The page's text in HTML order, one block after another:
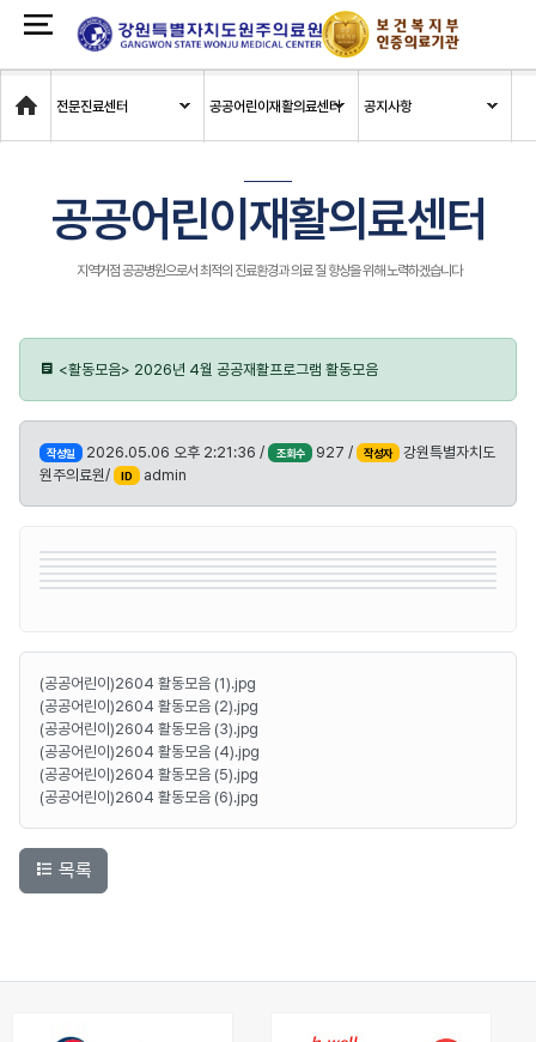
Home
전문진료센터 공공어린이재활의료센터 공지사항
공공어린이재활의료센터
지역거점 공공병원으로서 최적의 진료환경과 의료 질 향상을 위해 노력하겠습니다
<활동모음> 2026년 4월 공공재활프로그램 활동모음
작성일 2026.05.06 오후 2:21:36 / 조회수 927 / 작성자
강원특별자치도
원주의료원/
ID admin
(공공어린이)2604 활동모음 (1).jpg
(공공어린이)2604 활동모음 (2).jpg
(공공어린이)2604 활동모음 (3).jpg
(공공어린이)2604 활동모음 (4).jpg
(공공어린이)2604 활동모음 (5).jpg
(공공어린이)2604 활동모음 (6).jpg
목록